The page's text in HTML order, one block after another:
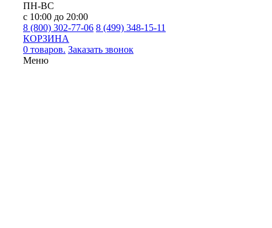
ПН-ВС
с 10:00 до 20:00
8 (800) 302-77-06 8 (499) 348-15-11
КОРЗИНА
0 товаров. Заказать звонок
Меню